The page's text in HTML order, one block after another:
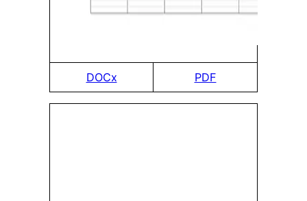
DOCx PDF